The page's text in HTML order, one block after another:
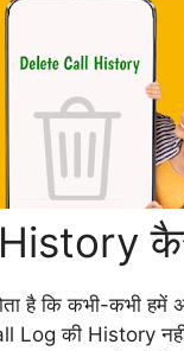
है कि कभी-कभी
Log की History